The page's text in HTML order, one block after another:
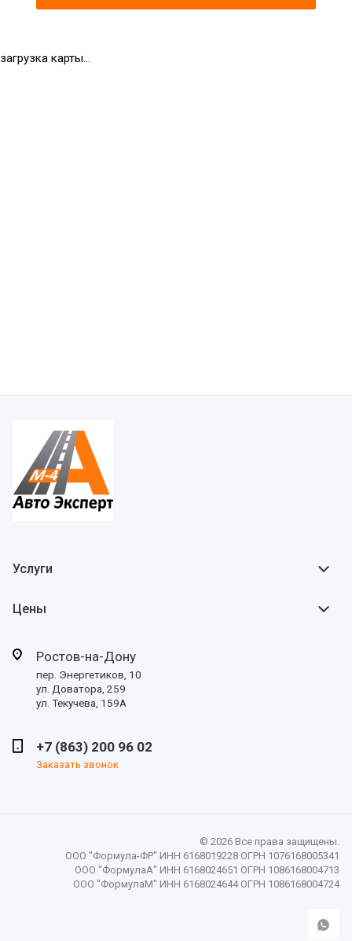
загрузка карты...
Услуги
Цены
Ростов-на-Дону
пер. Энергетиков, 10
ул. Доватора, 259
ул. Текучева, 159А
+7 (863) 200 96 02
Заказать звонок
© 2026 Все права защищены.
ООО "Формула-ФР" ИНН 6168019228 ОГРН 1076168005341
ООО "ФормулаА" ИНН 6168024651 ОГРН 1086168004713
ООО "ФормулаМ" ИНН 6168024644 ОГРН 1086168004724